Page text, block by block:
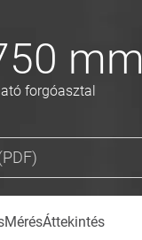
mm
forgóasztal
MérésÁttekintés